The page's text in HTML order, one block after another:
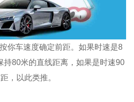
你车速度确定前距。如果时速是8
持80米的直线距离，如果是时速90
，以此类推。